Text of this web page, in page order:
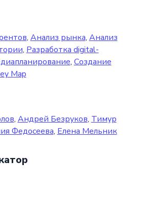
, Анализ рынка, Анализ
, Разработка digital-
, Создание
Map
, Андрей Безруков, Тимур
Федосеева, Елена Мельник